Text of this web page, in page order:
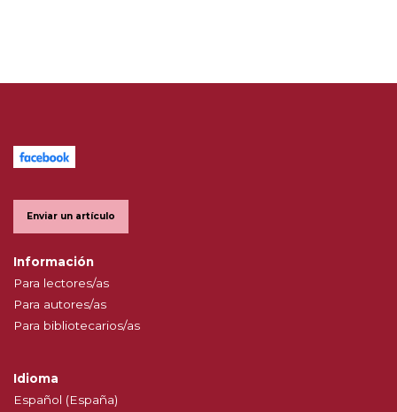
Enviar un artículo
Información
Para lectores/as
Para autores/as
Para bibliotecarios/as
Idioma
Español (España)